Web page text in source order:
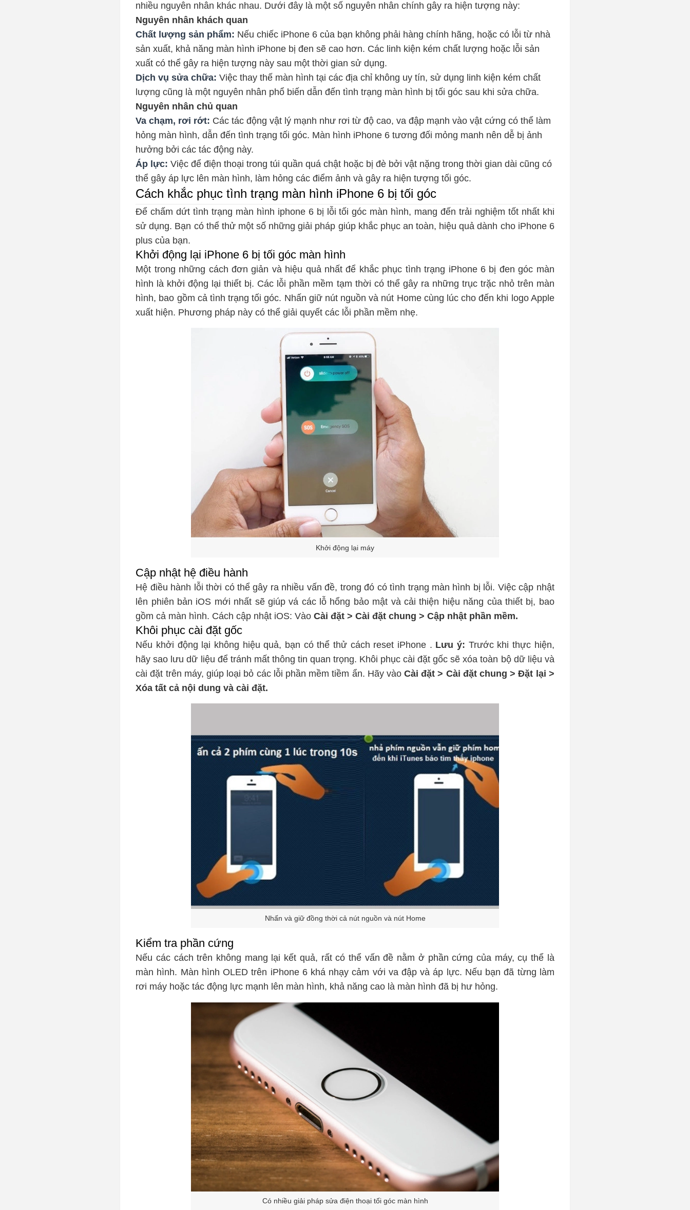
nhiều nguyên nhân khác nhau. Dưới đây là một số nguyên nhân chính gây ra hiện tượng này:
Nguyên nhân khách quan
Chất lượng sản phẩm: Nếu chiếc iPhone 6 của bạn không phải hàng chính hãng, hoặc có lỗi từ nhà
sản xuất, khả năng màn hình iPhone bị đen sẽ cao hơn. Các linh kiện kém chất lượng hoặc lỗi sản
xuất có thể gây ra hiện tượng này sau một thời gian sử dụng.
Dịch vụ sửa chữa: Việc thay thế màn hình tại các địa chỉ không uy tín, sử dụng linh kiện kém chất
lượng cũng là một nguyên nhân phổ biến dẫn đến tình trạng màn hình bị tối góc sau khi sửa chữa.
Nguyên nhân chủ quan
Va chạm, rơi rớt: Các tác động vật lý mạnh như rơi từ độ cao, va đập mạnh vào vật cứng có thể làm
hỏng màn hình, dẫn đến tình trạng tối góc. Màn hình iPhone 6 tương đối mỏng manh nên dễ bị ảnh
hưởng bởi các tác động này.
Áp lực: Việc để điện thoại trong túi quần quá chật hoặc bị đè bởi vật nặng trong thời gian dài cũng có
thể gây áp lực lên màn hình, làm hỏng các điểm ảnh và gây ra hiện tượng tối góc.
Cách khắc phục tình trạng màn hình iPhone 6 bị tối góc
Để chấm dứt tình trạng màn hình iphone 6 bị lỗi tối góc màn hình, mang đến trải nghiệm tốt nhất khi
sử dụng. Bạn có thể thử một số những giải pháp giúp khắc phục an toàn, hiệu quả dành cho iPhone 6
plus của bạn.
Khởi động lại iPhone 6 bị tối góc màn hình
Một trong những cách đơn giản và hiệu quả nhất để khắc phục tình trạng iPhone 6 bị đen góc màn
hình là khởi động lại thiết bị. Các lỗi phần mềm tạm thời có thể gây ra những trục trặc nhỏ trên màn
hình, bao gồm cả tình trạng tối góc. Nhấn giữ nút nguồn và nút Home cùng lúc cho đến khi logo Apple
xuất hiện. Phương pháp này có thể giải quyết các lỗi phần mềm nhẹ.
Khởi động lại máy
Cập nhật hệ điều hành
Hệ điều hành lỗi thời có thể gây ra nhiều vấn đề, trong đó có tình trạng màn hình bị lỗi. Việc cập nhật
lên phiên bản iOS mới nhất sẽ giúp vá các lỗ hổng bảo mật và cải thiện hiệu năng của thiết bị, bao
gồm cả màn hình. Cách cập nhật iOS: VàoCài đặt > Cài đặt chung > Cập nhật phần mềm.
Khôi phục cài đặt gốc
Nếu khởi động lại không hiệu quả, bạn có thể thử cách reset iPhone . Lưu ý: Trước khi thực hiện,
hãy sao lưu dữ liệu để tránh mất thông tin quan trọng. Khôi phục cài đặt gốc sẽ xóa toàn bộ dữ liệu và
cài đặt trên máy, giúp loại bỏ các lỗi phần mềm tiềm ẩn. Hãy vàoCài đặt > Cài đặt chung > Đặt lại >
Xóa tất cả nội dung và cài đặt.
Nhấn và giữ đồng thời cả nút nguồn và nút Home
Kiểm tra phần cứng
Nếu các cách trên không mang lại kết quả, rất có thể vấn đề nằm ở phần cứng của máy, cụ thể là
màn hình. Màn hình OLED trên iPhone 6 khá nhạy cảm với va đập và áp lực. Nếu bạn đã từng làm
rơi máy hoặc tác động lực mạnh lên màn hình, khả năng cao là màn hình đã bị hư hỏng.
Có nhiều giải pháp sửa điện thoại tối góc màn hình